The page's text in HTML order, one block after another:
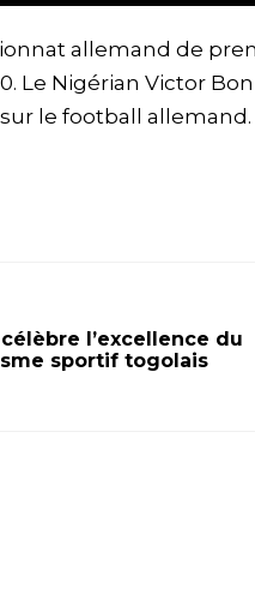
allemand de
Le Nigérian Victor
le football allemand.
célèbre l’excellence du
sportif togolais